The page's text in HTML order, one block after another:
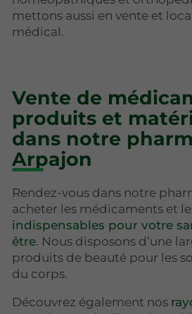
mettons aussi en vente et
médical.
Vente de
produits et
dans notre
Arpajon
Rendez-vous dans notre
acheter les médicaments et
indispensables pour votre
être. Nous disposons d’une
produits de beauté pour les
du corps.
Découvrez également nos